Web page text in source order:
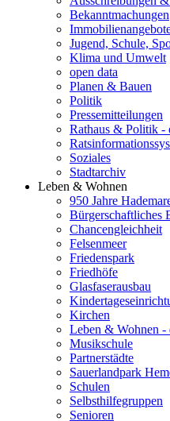
Bekanntmachungen
Jugend, Schule,
Klima und Umwelt
open data
Planen & Bauen
Politik
Pressemitteilungen
Rathaus & Politik -
Soziales
Stadtarchiv
Leben & Wohnen
950 Jahre
Bürgerschaftliches
Chancengleichheit
Felsenmeer
Friedenspark
Friedhöfe
Glasfaserausbau
Kirchen
Leben & Wohnen -
Musikschule
Partnerstädte
Sauerlandpark
Schulen
Selbsthilfegruppen
Senioren